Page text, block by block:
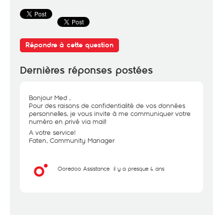
Répondre à cette question
Dernières réponses postées
Bonjour Med ,
Pour des raisons de confidentialité de vos données
personnelles, je vous invite à me communiquer votre
numéro en privé via mail!
A votre service!
Faten, Community Manager
Ooredoo Assistance il y a presque 4 ans